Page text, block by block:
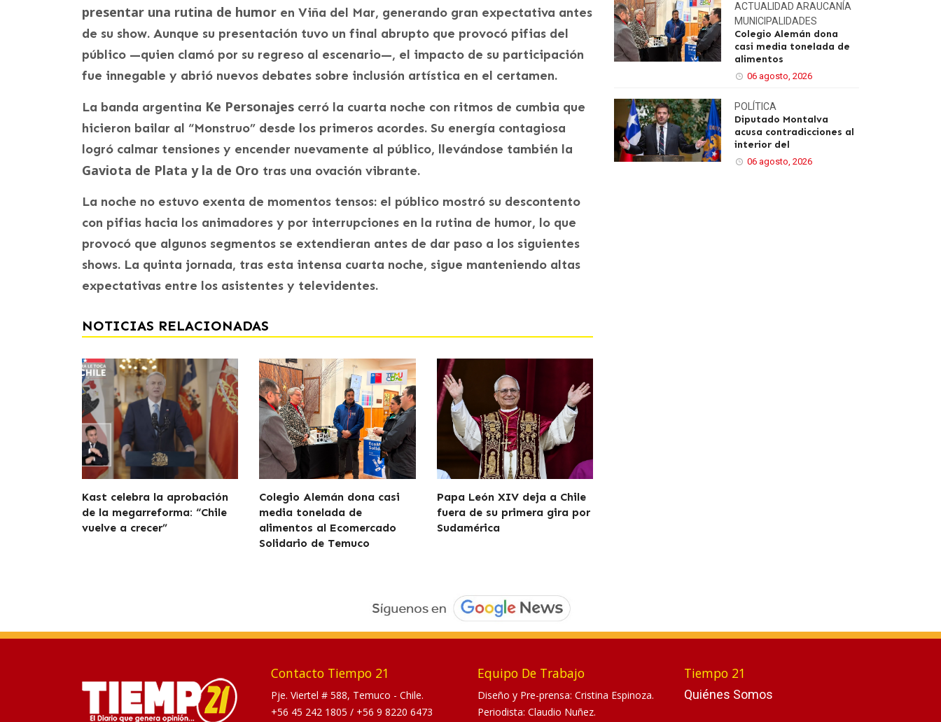
presentar una rutina de humor en Viña del Mar, generando gran expectativa antes
de su show. Aunque su presentación tuvo un final abrupto que provocó pifias del
público —quien clamó por su regreso al escenario—, el impacto de su participación
fue innegable y abrió nuevos debates sobre inclusión artística en el certamen.
La banda argentina Ke Personajes cerró la cuarta noche con ritmos de cumbia que
hicieron bailar al “Monstruo” desde los primeros acordes. Su energía contagiosa
logró calmar tensiones y encender nuevamente al público, llevándose también la
Gaviota de Plata y la de Oro tras una ovación vibrante.
La noche no estuvo exenta de momentos tensos: el público mostró su descontento
con pifias hacia los animadores y por interrupciones en la rutina de humor, lo que
provocó que algunos segmentos se extendieran antes de dar paso a los siguientes
shows. La quinta jornada, tras esta intensa cuarta noche, sigue manteniendo altas
expectativas entre los asistentes y televidentes.
NOTICIAS RELACIONADAS
Kast celebra la aprobación
de la megarreforma: “Chile
vuelve a crecer”
Colegio Alemán dona casi
media tonelada de
alimentos al Ecomercado
Solidario de Temuco
Papa León XIV deja a Chile
fuera de su primera gira por
Sudamérica
ACTUALIDAD ARAUCANÍA
MUNICIPALIDADES
Colegio Alemán dona
casi media tonelada de
alimentos
06 agosto, 2026
POLÍTICA
Diputado Montalva
acusa contradicciones al
interior del
06 agosto, 2026
Contacto Tiempo 21
Pje. Viertel # 588, Temuco - Chile.
+56 45 242 1805 / +56 9 8220 6473
Equipo De Trabajo
Diseño y Pre-prensa: Cristina Espinoza.
Periodista: Claudio Nuñez.
Tiempo 21
Quiénes Somos